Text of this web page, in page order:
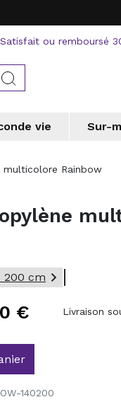
Satisfait ou remboursé
couloir
Tapis forme
chic collection
professionnels
couloir
Tapis forme
chic collection
vie Sur-
professionnels
multicolore Rainbow
200 cm 
€ Livraison
140200